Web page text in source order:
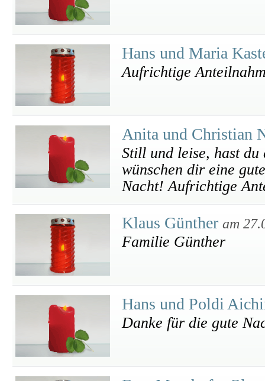
Hans und Maria
Aufrichtige
Anita und Christian
Still und leise, hast
wünschen dir eine
Nacht! Aufrichtige
Klaus Günther am
Familie Günther
Hans und Poldi
Danke für die gute